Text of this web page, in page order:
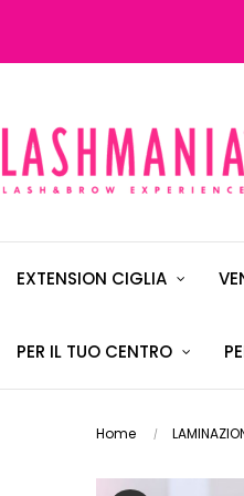
EXTENSION CIGLIA
PER IL TUO CENTRO
Home